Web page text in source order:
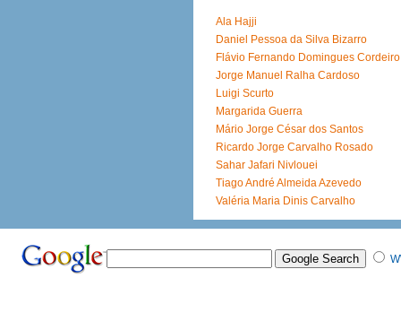
Ala Hajji
Daniel Pessoa da Silva Bizarro
Flávio Fernando Domingues Cordeiro
Jorge Manuel Ralha Cardoso
Luigi Scurto
Margarida Guerra
Mário Jorge César dos Santos
Ricardo Jorge Carvalho Rosado
Sahar Jafari Nivlouei
Tiago André Almeida Azevedo
Valéria Maria Dinis Carvalho